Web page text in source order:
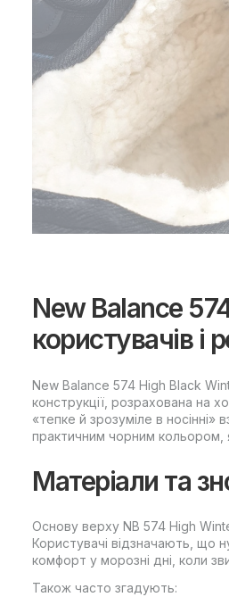
New Balance
користувачів і
New Balance 574 High Black
конструкції, розрахована на
«тепке й зрозуміле в
практичним чорним
Матеріали та
Основу верху NB 574 High
Користувачі відзначають, що
комфорт у морозні дні, коли
Також часто згадують: